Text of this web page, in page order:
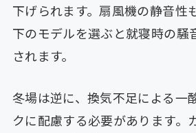
下げられます。扇風機の静音性
下のモデルを選ぶと就寝時の騒
されます。
冬場は逆に、換気不足による一
クに配慮する必要があります。